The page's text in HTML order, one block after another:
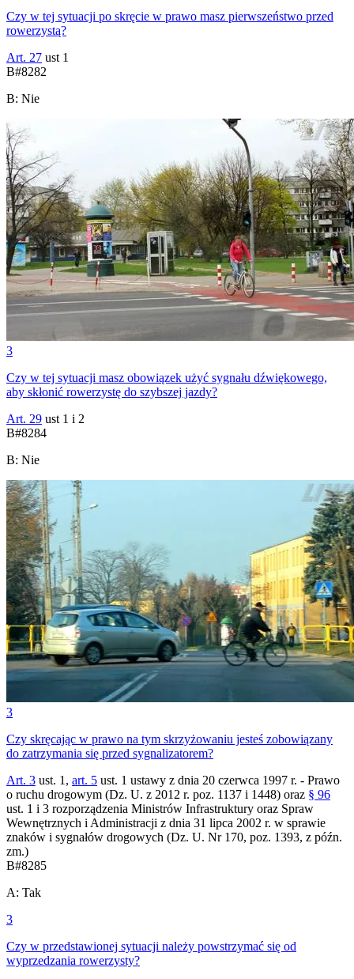
Czy w tej sytuacji po skręcie w prawo masz pierwszeństwo przed
rowerzystą?
Art. 27 ust 1
B#8282
B: Nie
3
Czy w tej sytuacji masz obowiązek użyć sygnału dźwiękowego,
aby skłonić rowerzystę do szybszej jazdy?
Art. 29 ust 1 i 2
B#8284
B: Nie
3
Czy skręcając w prawo na tym skrzyżowaniu jesteś zobowiązany
do zatrzymania się przed sygnalizatorem?
Art. 3 ust. 1, art. 5 ust. 1 ustawy z dnia 20 czerwca 1997 r. - Prawo
o ruchu drogowym (Dz. U. z 2012 r. poz. 1137 i 1448) oraz § 96
ust. 1 i 3 rozporządzenia Ministrów Infrastruktury oraz Spraw
Wewnętrznych i Administracji z dnia 31 lipca 2002 r. w sprawie
znaków i sygnałów drogowych (Dz. U. Nr 170, poz. 1393, z późn.
zm.)
B#8285
A: Tak
3
Czy w przedstawionej sytuacji należy powstrzymać się od
wyprzedzania rowerzysty?